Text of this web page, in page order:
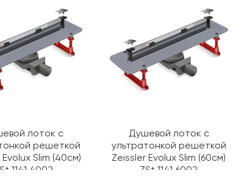
лоток с
решеткой
Slim (40см)
Душевой лоток с
ультратонкой решеткой
Zeissler Evolux Slim (60см)
ZSt.1141.6002